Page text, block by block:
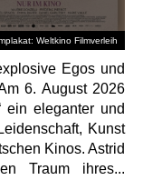
Weltkino Filmverleih
Egos und
6. August 2026
ein eleganter und
Kunst
Kinos. Astrid
Traum ihres...